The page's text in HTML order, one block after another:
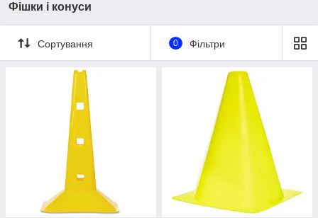
Фішки і конуси
Сортування 0 Фільтри